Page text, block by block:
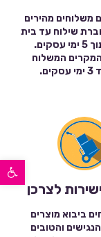
פתח סרגל נגישות
משלוחים מהירים
שילוח עד בית
הלקוח תוך 5 ימי עסקים.
המשלוח
לצרכן
ביבוא מוצרים
והטובים